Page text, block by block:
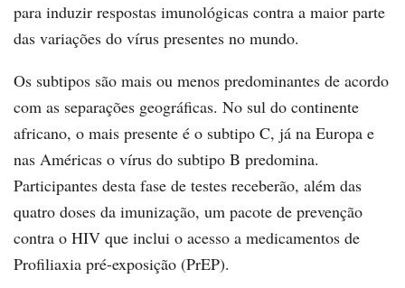
para induzir respostas imunológicas contra a maior parte
das variações do vírus presentes no mundo.
Os subtipos são mais ou menos predominantes de acordo
com as separações geográficas. No sul do continente
africano, o mais presente é o subtipo C, já na Europa e
nas Américas o vírus do subtipo B predomina.
Participantes desta fase de testes receberão, além das
quatro doses da imunização, um pacote de prevenção
contra o HIV que inclui o acesso a medicamentos de
Profiliaxia pré-exposição (PrEP).